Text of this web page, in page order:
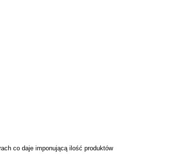
co daje imponującą ilość produktów